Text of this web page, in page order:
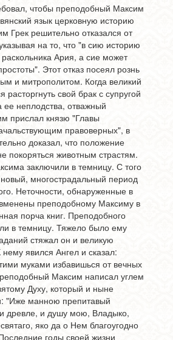
чтобы преподобный Максим
язык церковную историю
Грек решительно отказался от
на то, что "в сию историю
Ария, а сие может
Этот отказ посеял рознь
и митрополитом. Когда великий
расторгнуть свой брак с супругой
неплодства, отважный
прислал князю "Главы
правоверных", в
доказал, что положение
покоряться животным страстям.
заключили в темницу. С того
многострадальный период
Неточности, обнаруженные в
преподобному Максиму в
порча книг. Преподобного
в темницу. Тяжело было ему
стяжал он и великую
явился Ангел и сказал:
муками избавишься от вечных
Максим написал углем
Духу, который и ныне
"Иже манною препитавый
древле, и душу мою, Владыко,
яко да о Нем благоугодно
годы своей жизни